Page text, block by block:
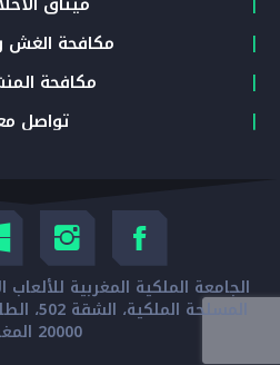
مكافحة الغش
مكافحة
تواصل
المسلحة
20000 المغرب